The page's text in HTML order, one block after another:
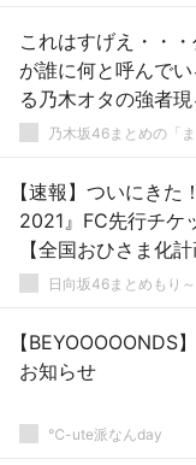
これはすげえ・・
が誰に何と呼んで
る乃木オタの強者
ｗ
乃木坂46まとめの「ま
【速報】ついにき
2021』FC先行チケ
【全国おひさま化計
日向坂46まとめもり～
【BEYOOOOONDS
お知らせ
℃-ute派なんday